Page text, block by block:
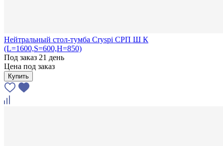
Нейтральный стол-тумба Cryspi СРП Ш К
(L=1600,S=600,H=850)
Под заказ 21 день
Цена под заказ
Купить